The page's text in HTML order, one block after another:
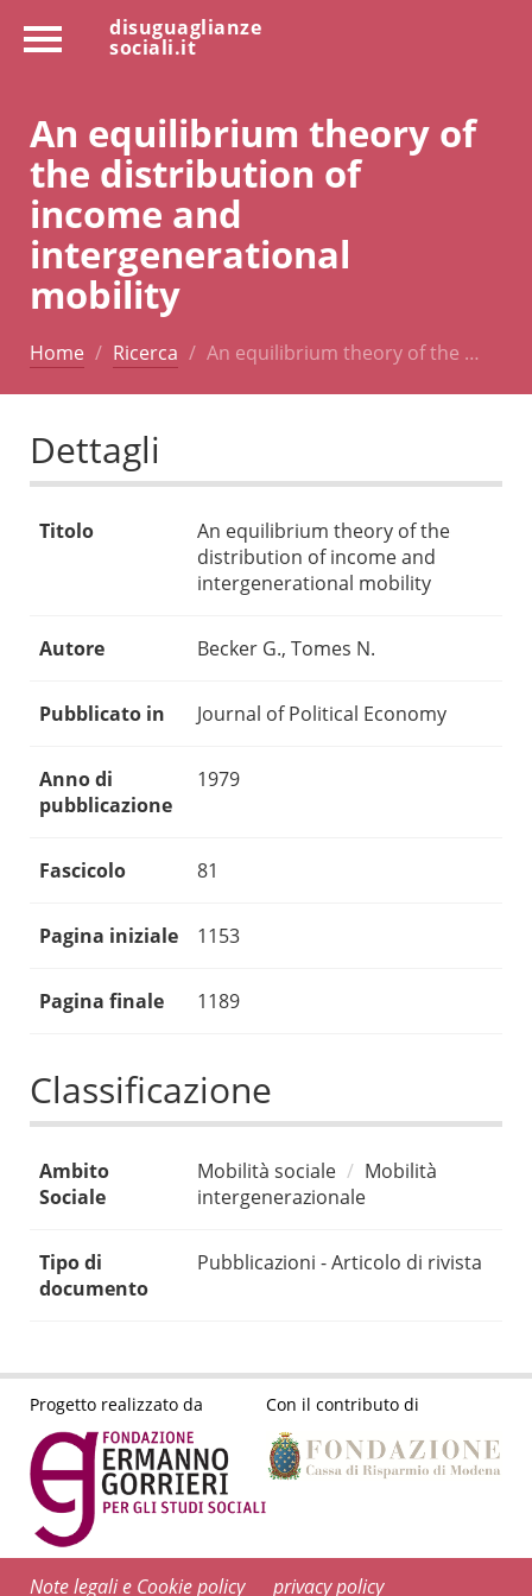
disuguaglianze
sociali.it
An equilibrium theory of
the distribution of
income and
intergenerational
mobility
Home Ricerca An equilibrium theory of the …
Dettagli
Titolo
An equilibrium theory of the
distribution of income and
intergenerational mobility
Autore Becker G., Tomes N.
Pubblicato in Journal of Political Economy
Anno di
pubblicazione
1979
Fascicolo 81
Pagina iniziale 1153
Pagina finale 1189
Classificazione
Ambito
Sociale
Mobilità sociale
Mobilità
intergenerazionale
Tipo di
documento
Pubblicazioni - Articolo di rivista
Progetto realizzato da Con il contributo di
Note legali e Cookie policy privacy policy